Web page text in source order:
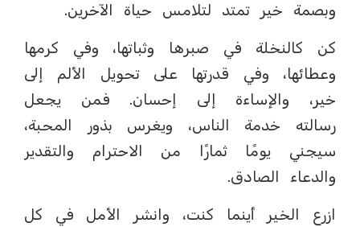
وبصمة خير تمتد لتلامس حياة الآخرين.
كن كالنخلة في صبرها وثباتها، وفي كرمها
وعطائها، وفي قدرتها على تحويل الألم إلى
خير، والإساءة إلى إحسان. فمن يجعل
رسالته خدمة الناس، ويغرس بذور المحبة،
سيجني يومًا ثمارًا من الاحترام والتقدير
والدعاء الصادق.
ازرع الخير أينما كنت، وانشر الأمل في كل